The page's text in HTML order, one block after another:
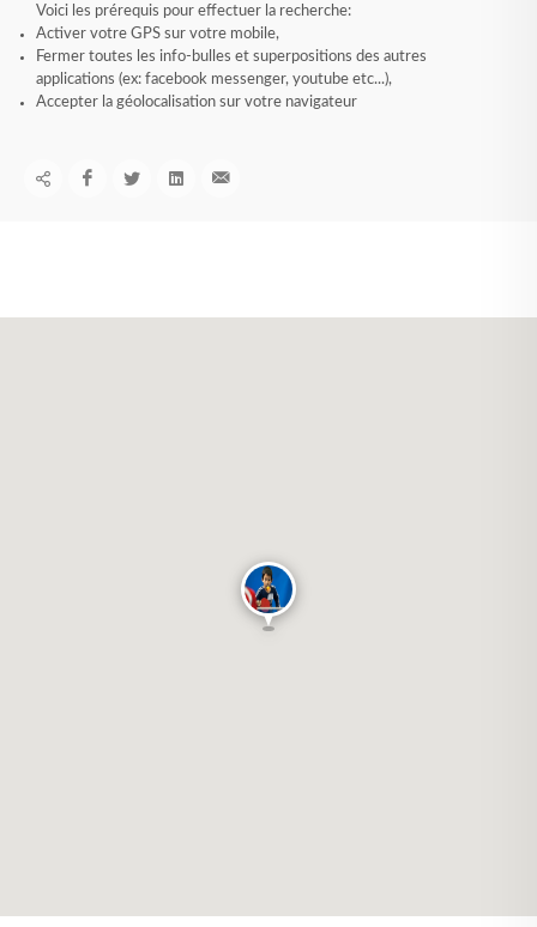
Voici les prérequis pour effectuer la recherche:
Activer votre GPS sur votre mobile,
Fermer toutes les info-bulles et superpositions des autres
applications (ex: facebook messenger, youtube etc...),
Accepter la géolocalisation sur votre navigateur